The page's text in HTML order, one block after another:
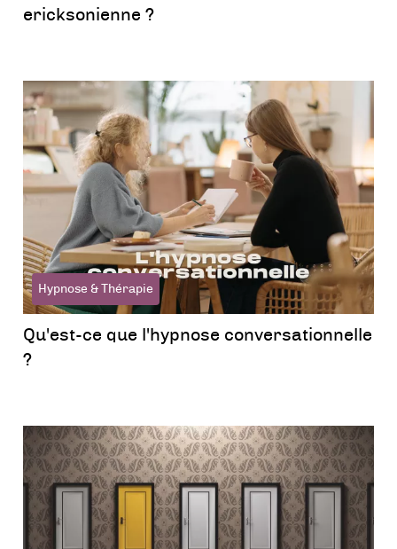
ericksonienne ?
Hypnose & Thérapie
Qu'est-ce que l'hypnose conversationnelle
?